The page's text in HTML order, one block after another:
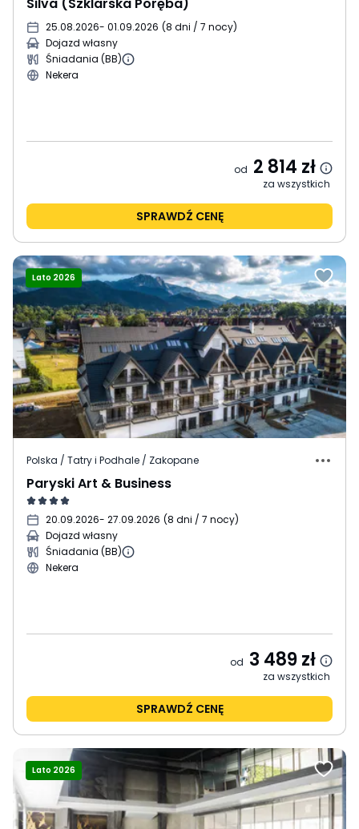
25.08.2026- 01.09.2026 (8 dni / 7 nocy)
Dojazd własny
Śniadania (BB)
Nekera
od 2 814 zł
za wszystkich
SPRAWDŹ CENĘ
Lato 2026
Polska / Tatry i Podhale / Zakopane
Paryski Art & Business
20.09.2026- 27.09.2026 (8 dni / 7 nocy)
Dojazd własny
Śniadania (BB)
Nekera
od 3 489zł
za wszystkich
SPRAWDŹ CENĘ
Lato 2026